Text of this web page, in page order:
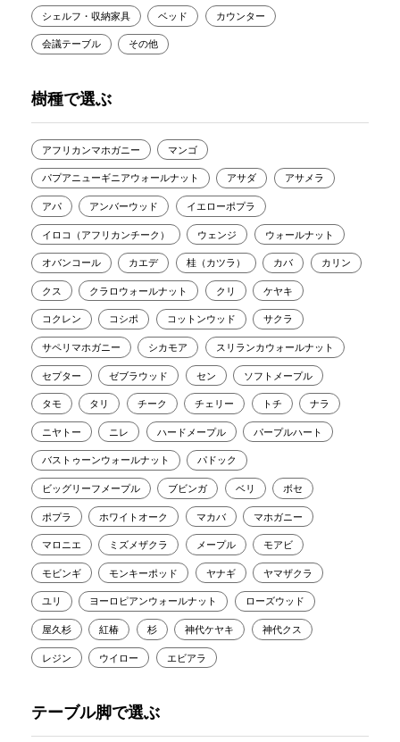
シェルフ・収納家具 ベッド カウンター
会議テーブル その他
樹種で選ぶ
アフリカンマホガニー マンゴ
パプアニューギニアウォールナット アサダ アサメラ
アパ アンバーウッド イエローポプラ
イロコ（アフリカンチーク） ウェンジ ウォールナット
オバンコール カエデ 桂（カツラ） カバ カリン
クス クラロウォールナット クリ ケヤキ
コクレン コシポ コットンウッド サクラ
サペリマホガニー シカモア スリランカウォールナット
セプター ゼブラウッド セン ソフトメープル
タモ タリ チーク チェリー トチ ナラ
ニヤトー ニレ ハードメープル パープルハート
バストゥーンウォールナット パドック
ビッグリーフメープル ブビンガ ベリ ボセ
ポプラ ホワイトオーク マカバ マホガニー
マロニエ ミズメザクラ メープル モアビ
モビンギ モンキーポッド ヤナギ ヤマザクラ
ユリ ヨーロピアンウォールナット ローズウッド
屋久杉 紅椿 杉 神代ケヤキ 神代クス
レジン ウイロー エビアラ
テーブル脚で選ぶ